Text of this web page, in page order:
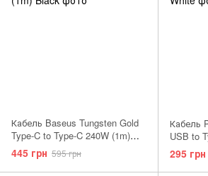
Кабель Baseus Tungsten Gold
Type-C to Type-C 240W (1m)
Black
445 грн 595 грн
Кабель
USB to
295 грн